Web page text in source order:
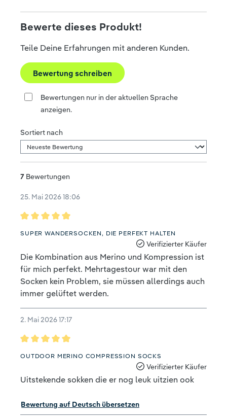
Bewerte dieses Produkt!
Teile Deine Erfahrungen mit anderen Kunden.
Bewertung schreiben
Bewertungen nur in der aktuellen Sprache
anzeigen.
Sortiert nach
7 Bewertungen
25. Mai 2026 18:06
Bewertung mit 5 von 5 Sternen
SUPER WANDERSOCKEN, DIE PERFEKT HALTEN
Verifizierter Käufer
Die Kombination aus Merino und Kompression ist
für mich perfekt. Mehrtagestour war mit den
Socken kein Problem, sie müssen allerdings auch
immer gelüftet werden.
2. Mai 2026 17:17
Bewertung mit 5 von 5 Sternen
OUTDOOR MERINO COMPRESSION SOCKS
Verifizierter Käufer
Uitstekende sokken die er nog leuk uitzien ook
Bewertung auf Deutsch übersetzen